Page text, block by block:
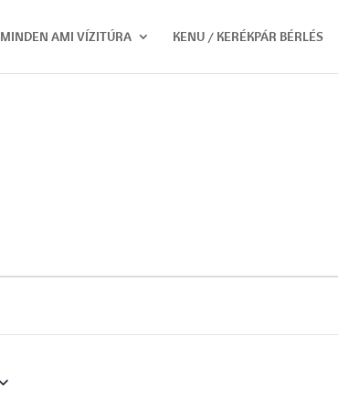
MINDEN AMI VÍZITÚRA KENU / KERÉKPÁR BÉRLÉS